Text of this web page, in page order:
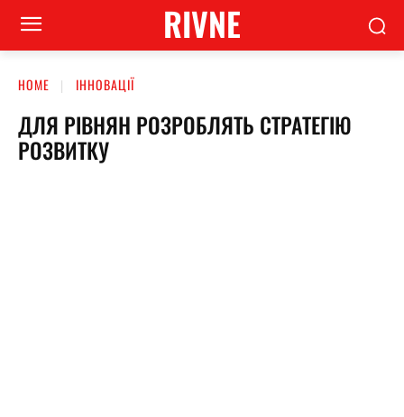
RIVNE
HOME ІННОВАЦІЇ
ДЛЯ РІВНЯН РОЗРОБЛЯТЬ СТРАТЕГІЮ
РОЗВИТКУ